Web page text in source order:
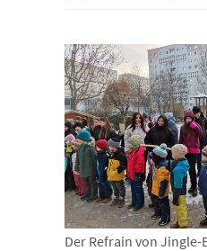
Der Refrain von